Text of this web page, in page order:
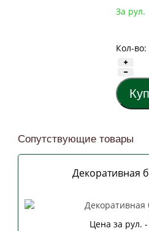
За рул.
Кол-во:
Сопутствующие товары
Декоративная
Цена за рул. -